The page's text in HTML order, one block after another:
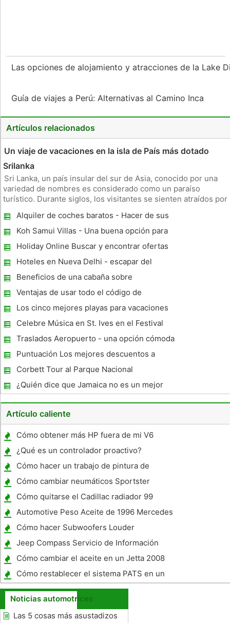
Las opciones de alojamiento y atracciones de la Lake
Guía de viajes a Perú: Alternativas al Camino Inca
Artículos relacionados
Un viaje de vacaciones en la isla de País más dotado
Srilanka
Sri Lanka, un país insular del sur de Asia, conocido por una
variedad de nombres es considerado como un paraíso
turístico. Durante siglos, los visitantes se sienten atraídos por
belleza natural bendito del país ha hecho a los visitantes
Alquiler de coches baratos - Hacer de sus
vacaciones a precios asequibles
Koh Samui Villas - Una buena opción para
turistas
Holiday Online Buscar y encontrar ofertas
de bajo coste
Hoteles en Nueva Delhi - escapar del
ajetreo de Delhi
Beneficios de una cabaña sobre
Alojamiento
Ventajas de usar todo el código de
descuento Santos
Los cinco mejores playas para vacaciones
en The Sun
Celebre Música en St. Ives en el Festival
septiembre
Traslados Aeropuerto - una opción cómoda
para viajar hacia y desde el aeropuerto
Puntuación Los mejores descuentos a
marcar Salt Lake Hoteles Para Vacaciones
comprables Entérese cómo Snatch Up
Ofertas Interesantes!
Corbett Tour al Parque Nacional
¿Quién dice que Jamaica no es un mejor
destino de turismo?
Artículo caliente
Cómo obtener más HP fuera de mi V6
¿Qué es un controlador proactivo?
Cómo hacer un trabajo de pintura de
coches
Cómo cambiar neumáticos Sportster
Cómo quitarse el Cadillac radiador 99
Automotive Peso Aceite de 1996 Mercedes
Benz E320
Cómo hacer Subwoofers Louder
Jeep Compass Servicio de Información
Cómo cambiar el aceite en un Jetta 2008
Cómo restablecer el sistema PATS en un
Ford Explorer 2001
Noticias automotrices
Las 5 cosas más asustadizos